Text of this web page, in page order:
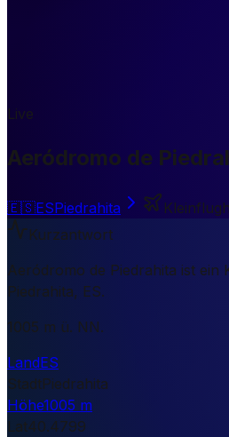
Live
Aeródromo de
🇪🇸ESPiedrahita
Kurzantwort
Aeródromo de Piedrahita ist ein
Piedrahita, ES.
1005 m ü. NN.
LandES
StadtPiedrahita
Höhe1005 m
Lat40.4799